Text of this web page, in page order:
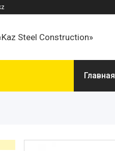
Steel Construction»
Главная